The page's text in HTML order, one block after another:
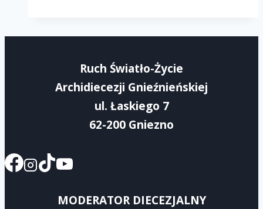
Wspólnoty-
IV
Ruch Światło-Życie
Archidiecezji Gnieźnieńskiej
ul. Łaskiego 7
62-200 Gniezno
MODERATOR DIECEZJALNY